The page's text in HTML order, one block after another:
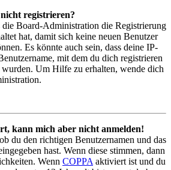
registrieren?
die Board-Administration die Registrierung
hat, damit sich keine neuen Benutzer
Es könnte auch sein, dass deine IP-
mit dem du dich registrieren
wurden. Um Hilfe zu erhalten, wende dich
kann mich aber nicht anmelden!
du den richtigen Benutzernamen und das
hast. Wenn diese stimmen, dann
Wenn COPPA aktiviert ist und du